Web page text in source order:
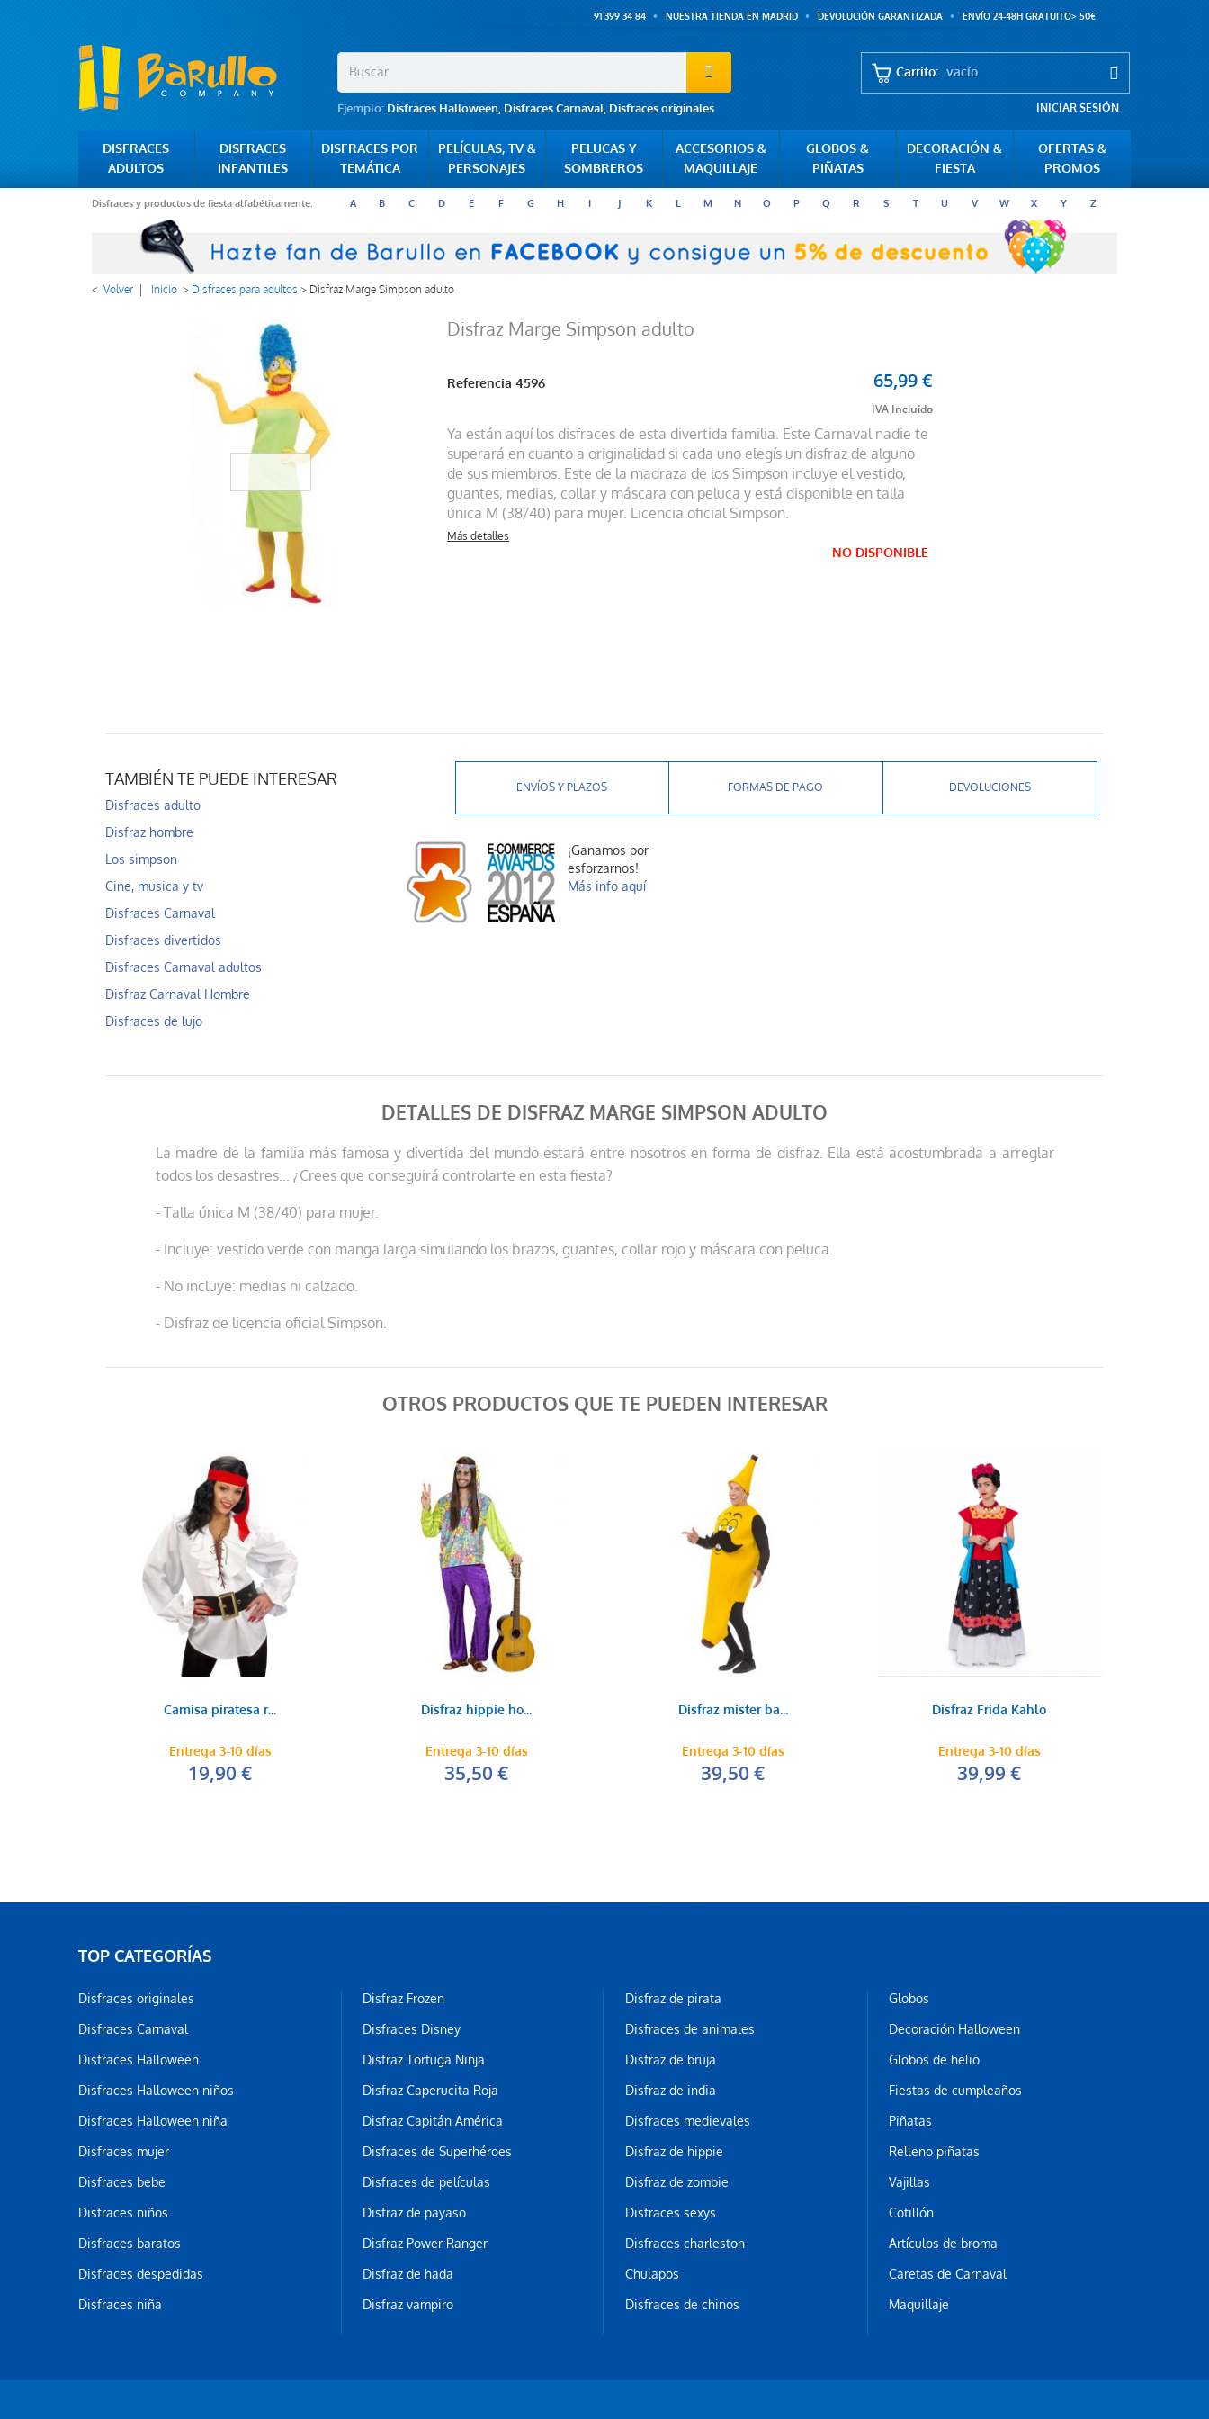
91 399 34 84 NUESTRA TIENDA EN MADRID DEVOLUCIÓN GARANTIZADA ENVÍO 24-48H GRATUITO> 50€
Ejemplo: Disfraces Halloween, Disfraces Carnaval, Disfraces originales
Carrito: vacío
INICIAR SESIÓN
DISFRACES
ADULTOS
DISFRACES
INFANTILES
DISFRACES POR
TEMÁTICA
PELÍCULAS, TV &
PERSONAJES
PELUCAS Y
SOMBREROS
ACCESORIOS &
MAQUILLAJE
GLOBOS &
PIÑATAS
DECORACIÓN &
FIESTA
OFERTAS &
PROMOS
Disfraces y productos de fiesta alfabéticamente: A B C D E F G H I J K L M N O P Q R S T U V W X Y Z
< Volver Inicio > Disfraces para adultos > Disfraz Marge Simpson adulto
Disfraz Marge Simpson adulto
Referencia 4596 65,99 €
Ya están aquí los disfraces de esta divertida familia. Este Carnaval nadie te
superará en cuanto a originalidad si cada uno elegís un disfraz de alguno
de sus miembros. Este de la madraza de los Simpson incluye el vestido,
guantes, medias, collar y máscara con peluca y está disponible en talla
única M (38/40) para mujer. Licencia oficial Simpson.
Más detalles
NO DISPONIBLE
TAMBIÉN TE PUEDE INTERESAR
Disfraces adulto
Disfraz hombre
Los simpson
Cine, musica y tv
Disfraces Carnaval
Disfraces divertidos
Disfraces Carnaval adultos
Disfraz Carnaval Hombre
Disfraces de lujo
ENVÍOS Y PLAZOS FORMAS DE PAGO DEVOLUCIONES
¡Ganamos por
esforzarnos!
Más info aquí
DETALLES DE DISFRAZ MARGE SIMPSON ADULTO
La madre de la familia más famosa y divertida del mundo estará entre nosotros en forma de disfraz. Ella está acostumbrada a arreglar
todos los desastres... ¿Crees que conseguirá controlarte en esta fiesta?
- Talla única M (38/40) para mujer.
- Incluye: vestido verde con manga larga simulando los brazos, guantes, collar rojo y máscara con peluca.
- No incluye: medias ni calzado.
- Disfraz de licencia oficial Simpson.
OTROS PRODUCTOS QUE TE PUEDEN INTERESAR
Camisa piratesa r...
Entrega 3-10 días
19,90 €
Disfraz hippie ho...
Entrega 3-10 días
35,50 €
Disfraz mister ba...
Entrega 3-10 días
39,50 €
Disfraz Frida Kahlo
Entrega 3-10 días
39,99 €
TOP CATEGORÍAS
Disfraces originales
Disfraces Carnaval
Disfraces Halloween
Disfraces Halloween niños
Disfraces Halloween niña
Disfraces mujer
Disfraces bebe
Disfraces niños
Disfraces baratos
Disfraces despedidas
Disfraces niña
Disfraz Frozen
Disfraces Disney
Disfraz Tortuga Ninja
Disfraz Caperucita Roja
Disfraz Capitán América
Disfraces de Superhéroes
Disfraces de películas
Disfraz de payaso
Disfraz Power Ranger
Disfraz de hada
Disfraz vampiro
Disfraz de pirata
Disfraces de animales
Disfraz de bruja
Disfraz de india
Disfraces medievales
Disfraz de hippie
Disfraz de zombie
Disfraces sexys
Disfraces charleston
Chulapos
Disfraces de chinos
Globos
Decoración Halloween
Globos de helio
Fiestas de cumpleaños
Piñatas
Relleno piñatas
Vajillas
Cotillón
Artículos de broma
Caretas de Carnaval
Maquillaje